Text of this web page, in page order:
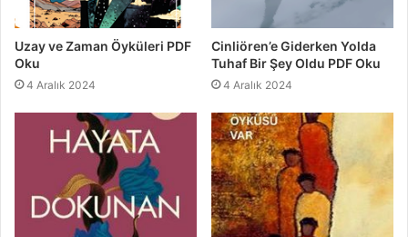
Uzay ve Zaman Öyküleri PDF
Oku
4 Aralık 2024
Cinliören’e Giderken Yolda
Tuhaf Bir Şey Oldu PDF Oku
4 Aralık 2024